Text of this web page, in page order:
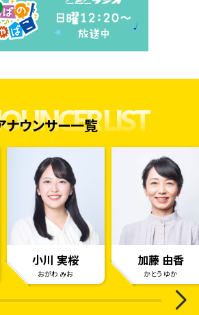
LIST
ナウンサー一覧
小川 実桜
おがわ みお
加藤 由香
かとう ゆか